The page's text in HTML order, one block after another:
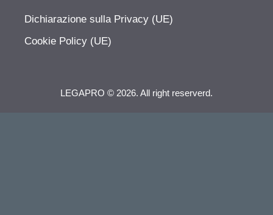
Dichiarazione sulla Privacy (UE)
Cookie Policy (UE)
LEGAPRO © 2026. All right reserverd.